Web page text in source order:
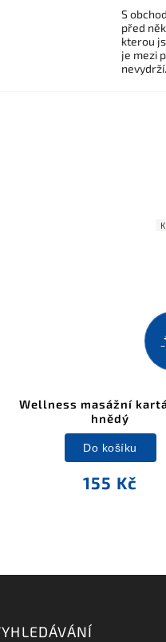
S
před
kterou
je mezi
Wellness masážní
hnědý
155 Kč
Do košíku